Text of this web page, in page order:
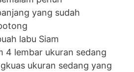
yang sudah
labu Siam
4 lembar ukuran sedang
ukuran sedang yang